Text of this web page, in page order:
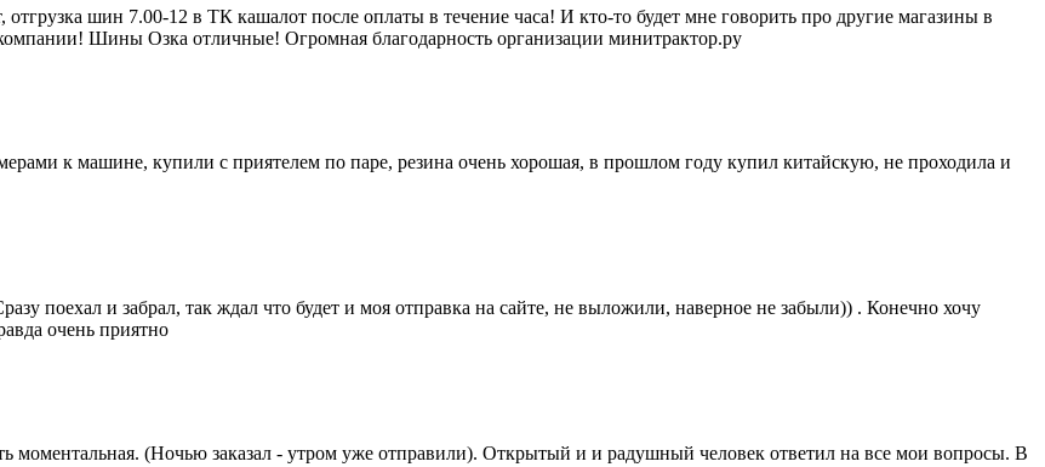
шин 7.00-12 в ТК кашалот после оплаты в течение часа! И кто-то будет мне говорить про другие магазины в
Шины Озка отличные! Огромная благодарность организации минитрактор.ру
к машине, купили с приятелем по паре, резина очень хорошая, в прошлом году купил китайскую, не проходила и
поехал и забрал, так ждал что будет и моя отправка на сайте, не выложили, наверное не забыли)) . Конечно хочу
очень приятно
моментальная. (Ночью заказал - утром уже отправили). Открытый и и радушный человек ответил на все мои вопросы. В